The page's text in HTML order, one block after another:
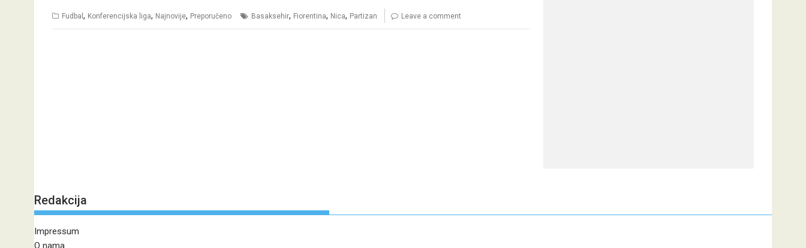
Fudbal , Konferencijska liga, Najnovije, Preporučeno Basaksehir, Fiorentina, Nica, Partizan Leave a comment
Redakcija
Impressum
O nama